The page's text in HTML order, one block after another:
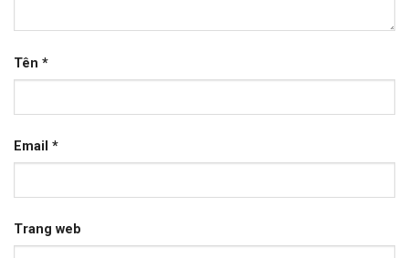
Tên *
Email *
Trang web